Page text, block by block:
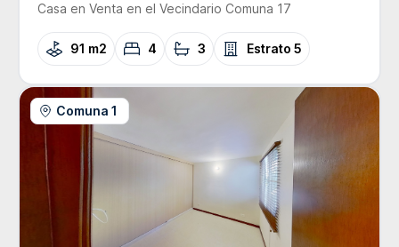
Casa en Venta en el Vecindario Comuna 17
91 m2 4 3 Estrato 5
Comuna 1